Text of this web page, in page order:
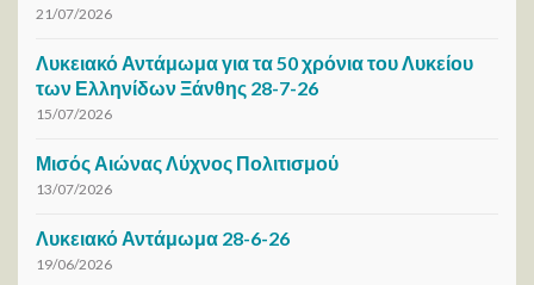
21/07/2026
Λυκειακό Αντάμωμα για τα 50 χρόνια του Λυκείου
των Ελληνίδων Ξάνθης 28-7-26
15/07/2026
Μισός Αιώνας Λύχνος Πολιτισμού
13/07/2026
Λυκειακό Αντάμωμα 28-6-26
19/06/2026